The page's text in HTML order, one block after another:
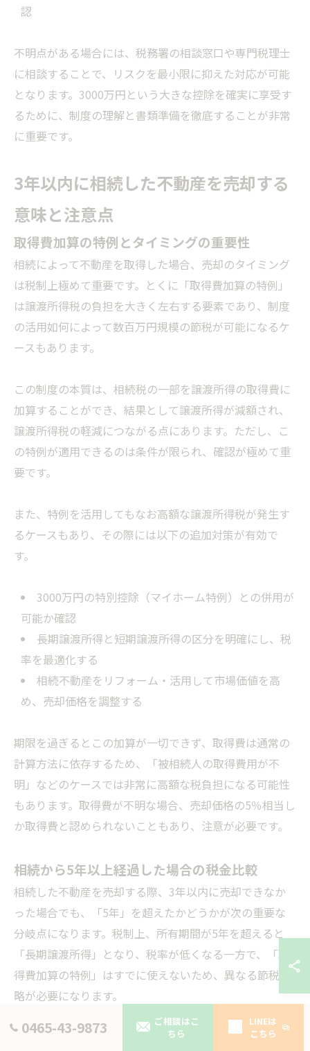
認
不明点がある場合には、税務署の相談窓口や専門税理士
に相談することで、リスクを最小限に抑えた対応が可能
となります。3000万円という大きな控除を確実に享受す
るために、制度の理解と書類準備を徹底することが非常
に重要です。
3年以内に相続した不動産を売却する
意味と注意点
取得費加算の特例とタイミングの重要性
相続によって不動産を取得した場合、売却のタイミング
は税制上極めて重要です。とくに「取得費加算の特例」
は譲渡所得税の負担を大きく左右する要素であり、制度
の活用如何によって数百万円規模の節税が可能になるケ
ースもあります。
この制度の本質は、相続税の一部を譲渡所得の取得費に
加算することができ、結果として譲渡所得が減額され、
譲渡所得税の軽減につながる点にあります。ただし、こ
の特例が適用できるのは条件が限られ、確認が極めて重
要です。
また、特例を活用してもなお高額な譲渡所得税が発生す
るケースもあり、その際には以下の追加対策が有効で
す。
3000万円の特別控除（マイホーム特例）との併用が
可能か確認
長期譲渡所得と短期譲渡所得の区分を明確にし、税
率を最適化する
相続不動産をリフォーム・活用して市場価値を高
め、売却価格を調整する
期限を過ぎるとこの加算が一切できず、取得費は通常の
計算方法に依存するため、「被相続人の取得費用が不
明」などのケースでは非常に高額な税負担になる可能性
もあります。取得費が不明な場合、売却価格の5％相当し
か取得費と認められないこともあり、注意が必要です。
相続から5年以上経過した場合の税金比較
相続した不動産を売却する際、3年以内に売却できなか
った場合でも、「5年」を超えたかどうかが次の重要な
分岐点になります。税制上、所有期間が5年を超えると
「長期譲渡所得」となり、税率が低くなる一方で、「取
得費加算の特例」はすでに使えないため、異なる節税戦
略が必要になります。
不動産の譲渡所得税は、以下のように所有期間によって
0465-43-9873
ご相談はこ
ちら
LINEは
こちら